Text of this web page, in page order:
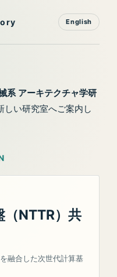
English
系 アーキテクチャ学研
しい研究室へご案内し
（NTTR）共
融合した次世代計算基